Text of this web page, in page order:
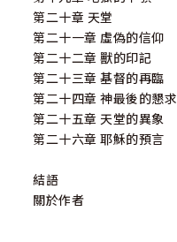
第二十章 天堂
第二十一章 虛偽的信仰
第二十二章 獸的印記
第二十三章 基督的再臨
第二十四章 神最後的懇求
第二十五章 天堂的異象
第二十六章 耶穌的預言
結語
關於作者